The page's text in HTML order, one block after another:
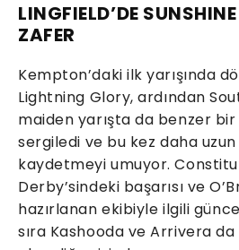
LINGFIELD’DE
ZAFER
Kempton’daki ilk yarışında
Lightning Glory, ardından
maiden yarışta da benzer
sergiledi ve bu kez daha
kaydetmeyi umuyor.
Derby’sindeki başarısı ve
hazırlanan ekibiyle ilgili
sıra Kashooda ve Arrivera